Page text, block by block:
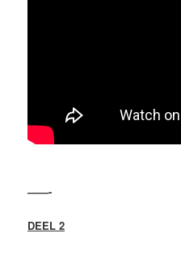
——-
DEEL 2